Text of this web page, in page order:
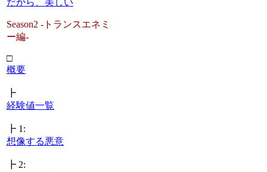
Season2 -トランスエネミ
ー編-
□
概要
┣
経験値一覧
┣ 1:
想像する悪意
┣ 2: